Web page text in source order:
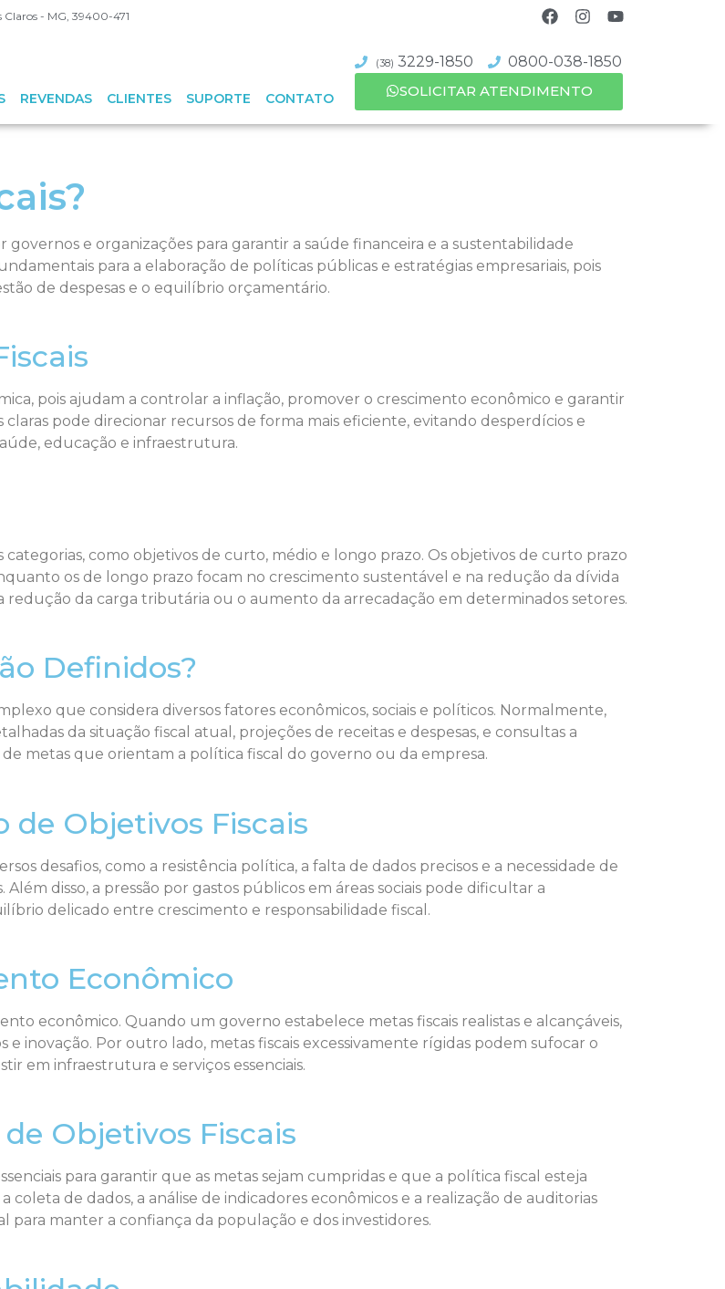
Claros - MG, 39400-471
REVENDAS CLIENTES SUPORTE CONTATO
(38) 3229-1850
0800-038-1850
SOLICITAR ATENDIMENTO
governos e organizações para garantir a saúde financeira e a sustentabilidade
para a elaboração de políticas públicas e estratégias empresariais, pois
de despesas e o equilíbrio orçamentário.
pois ajudam a controlar a inflação, promover o crescimento econômico e garantir
pode direcionar recursos de forma mais eficiente, evitando desperdícios e
educação e infraestrutura.
categorias, como objetivos de curto, médio e longo prazo. Os objetivos de curto prazo
os de longo prazo focam no crescimento sustentável e na redução da dívida
redução da carga tributária ou o aumento da arrecadação em determinados setores.
Definidos?
que considera diversos fatores econômicos, sociais e políticos. Normalmente,
da situação fiscal atual, projeções de receitas e despesas, e consultas a
metas que orientam a política fiscal do governo ou da empresa.
Objetivos Fiscais
desafios, como a resistência política, a falta de dados precisos e a necessidade de
disso, a pressão por gastos públicos em áreas sociais pode dificultar a
delicado entre crescimento e responsabilidade fiscal.
Econômico
econômico. Quando um governo estabelece metas fiscais realistas e alcançáveis,
inovação. Por outro lado, metas fiscais excessivamente rígidas podem sufocar o
em infraestrutura e serviços essenciais.
Objetivos Fiscais
para garantir que as metas sejam cumpridas e que a política fiscal esteja
coleta de dados, a análise de indicadores econômicos e a realização de auditorias
para manter a confiança da população e dos investidores.